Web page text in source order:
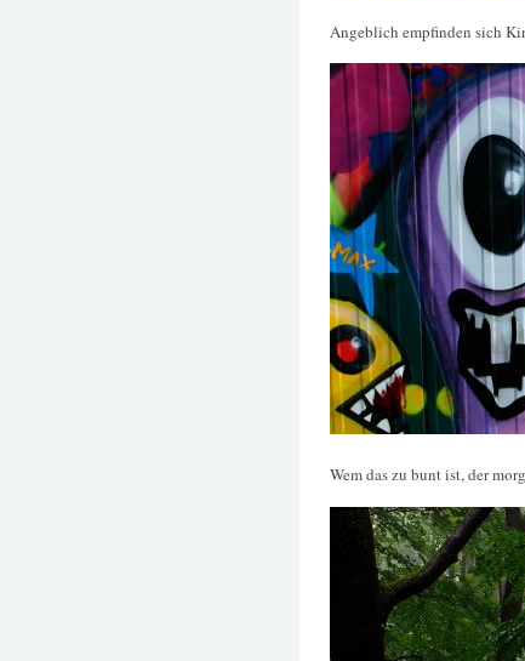
Angeblich empfinden sich
Wem das zu bunt ist, der